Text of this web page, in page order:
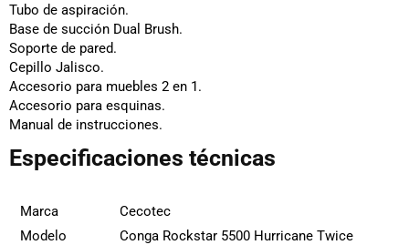
Tubo de aspiración.
Base de succión Dual Brush.
Soporte de pared.
Cepillo Jalisco.
Accesorio para muebles 2 en 1.
Accesorio para esquinas.
Manual de instrucciones.
Especificaciones técnicas
Marca
Cecotec
Modelo
Conga Rockstar 5500 Hurricane Twice